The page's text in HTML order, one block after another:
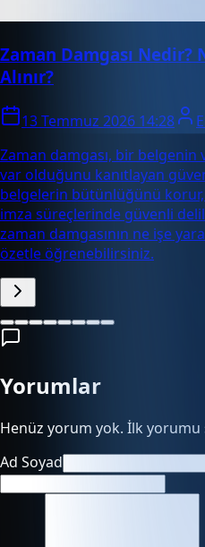
Zaman Damgası Nedir?
Alınır?
13 Temmuz 2026 14:28
Zaman damgası, bir
var olduğunu kanıtlayan
belgelerin bütünlüğünü
imza süreçlerinde güvenli delil
zaman damgasının ne işe
özetle öğrenebilirsiniz.
Yorumlar
Henüz yorum yok. İlk yorumu
Ad Soyad